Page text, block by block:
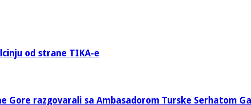
od strane TIKA-e
Gore razgovarali sa Ambasadorom Turske Serhatom